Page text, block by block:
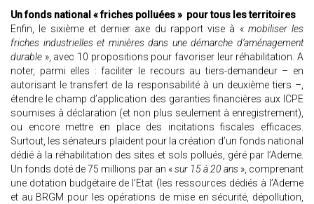
Un fonds national « friches polluées » pour tous les territoires
Enfin, le sixième et dernier axe du rapport vise à «mobiliser les
friches industrielles et minières dans une démarche d’aménagement
durable », avec 10 propositions pour favoriser leur réhabilitation. A
noter, parmi elles : faciliter le recours au tiers-demandeur – en
autorisant le transfert de la responsabilité à un deuxième tiers –,
étendre le champ d’application des garanties financières aux ICPE
soumises à déclaration (et non plus seulement à enregistrement),
ou encore mettre en place des incitations fiscales efficaces.
Surtout, les sénateurs plaident pour la création d’un fonds national
dédié à la réhabilitation des sites et sols pollués, géré par l’Ademe.
Un fonds doté de 75 millions par an «sur 15 à 20 ans », comprenant
une dotation budgétaire de l’Etat (les ressources dédiés à l’Ademe
et au BRGM pour les opérations de mise en sécurité, dépollution,